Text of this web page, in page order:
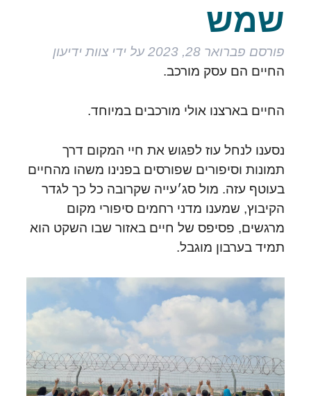
שמש
פורסם פברואר 28, 2023 על ידי צוות ידיעון
החיים הם עסק מורכב.
החיים בארצנו אולי מורכבים במיוחד.
נסענו לנחל עוז לפגוש את חיי המקום דרך
תמונות וסיפורים שפורסים בפנינו משהו מהחיים
בעוטף עזה. מול סג׳עייה שקרובה כל כך לגדר
הקיבוץ, שמענו מדני רחמים סיפורי מקום
מרגשים, פסיפס של חיים באזור שבו השקט הוא
תמיד בערבון מוגבל.